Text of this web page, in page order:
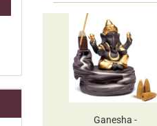
Ganesha -